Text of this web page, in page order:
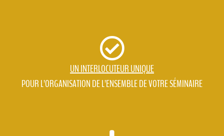
UN INTERLOCUTEUR UNIQUE
POUR L’ORGANISATION DE L’ENSEMBLE DE VOTRE SÉMINAIRE